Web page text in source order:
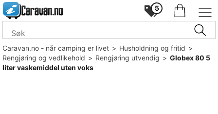
5
Caravan.no - når camping er livet>Husholdning og fritid>
Rengjøring og vedlikehold>Rengjøring utvendig>Globex 80 5
liter vaskemiddel uten voks